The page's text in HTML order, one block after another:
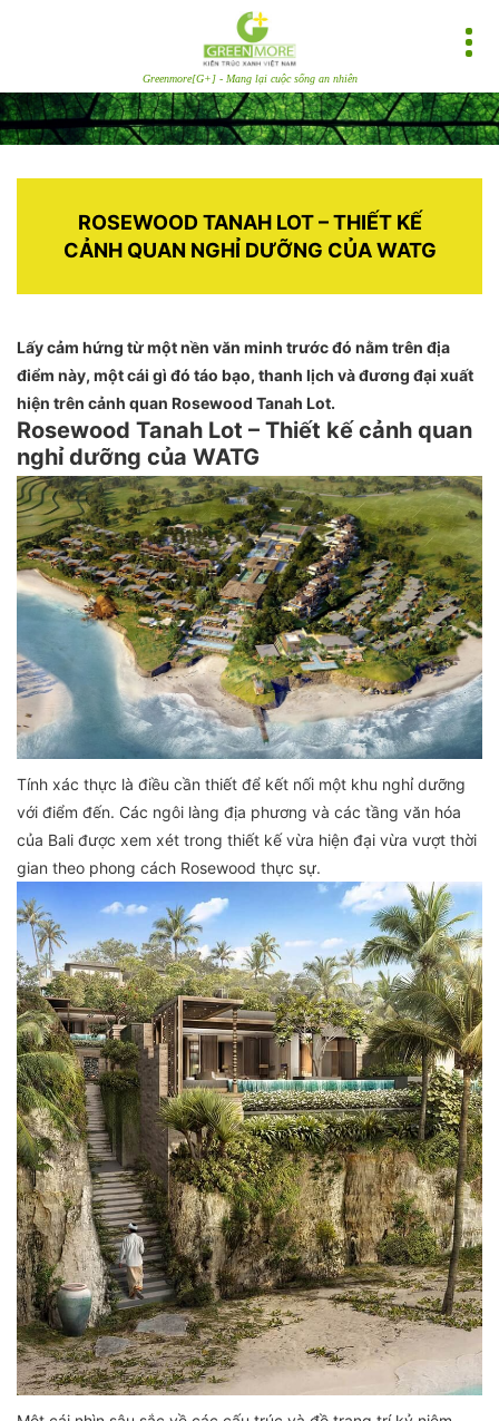
Greenmore[G+] - Mang lại cuộc sống an nhiên
ROSEWOOD TANAH LOT – THIẾT KẾ
CẢNH QUAN NGHỈ DƯỠNG CỦA WATG
Lấy cảm hứng từ một nền văn minh trước đó nằm trên địa
điểm này, một cái gì đó táo bạo, thanh lịch và đương đại xuất
hiện trên cảnh quan Rosewood Tanah Lot.
Rosewood Tanah Lot – Thiết kế cảnh quan
nghỉ dưỡng của WATG
Tính xác thực là điều cần thiết để kết nối một khu nghỉ dưỡng
với điểm đến. Các ngôi làng địa phương và các tầng văn hóa
của Bali được xem xét trong thiết kế vừa hiện đại vừa vượt thời
gian theo phong cách Rosewood thực sự.